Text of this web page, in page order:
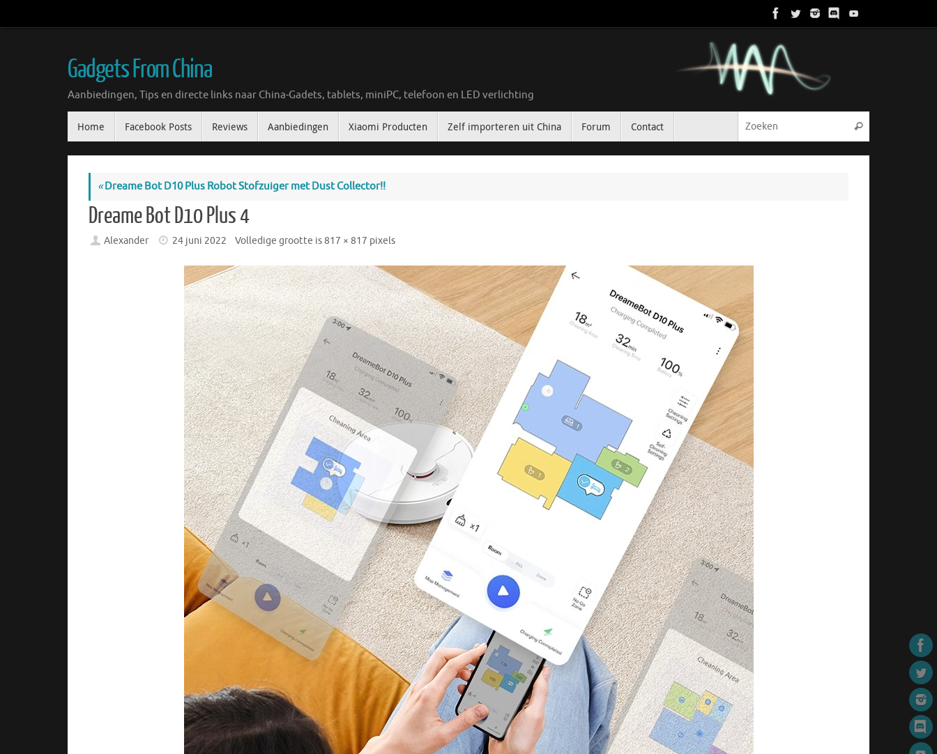
naar
Gadgets From China
Aanbiedingen, Tips en directe links naar China-Gadets, tablets, miniPC, telefoon en LED verlichting
naarHome Facebook Posts Reviews Aanbiedingen Xiaomi Producten Zelf importeren uit China Forum Contact Zoeken
«Dreame Bot D10 Plus Robot Stofzuiger met Dust Collector!!
Dreame Bot D10 Plus 4
Alexander 24 juni 2022 Volledige grootte is817 × 817 pixels